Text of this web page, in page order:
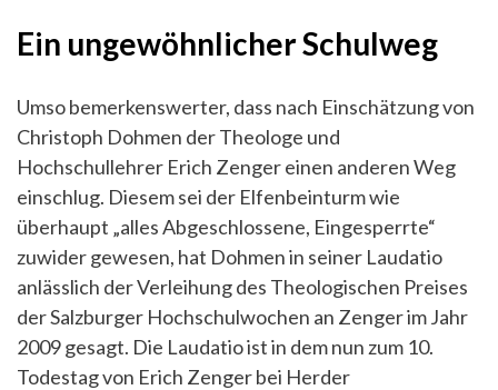
Ein ungewöhnlicher Schulweg
Umso bemerkenswerter, dass nach Einschätzung von
Christoph Dohmen der Theologe und
Hochschullehrer Erich Zenger einen anderen Weg
einschlug. Diesem sei der Elfenbeinturm wie
überhaupt „alles Abgeschlossene, Eingesperrte“
zuwider gewesen, hat Dohmen in seiner Laudatio
anlässlich der Verleihung des Theologischen Preises
der Salzburger Hochschulwochen an Zenger im Jahr
2009 gesagt. Die Laudatio ist in dem nun zum 10.
Todestag von Erich Zenger bei Herder